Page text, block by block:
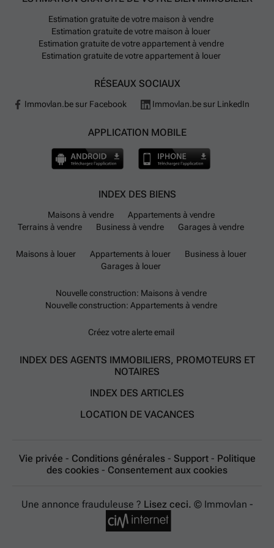
complète avec 37 crèches et plus d'une centaine
d'écoles maternelles et primaires ainsi que
secondaires. Les courses peuvent se faire chez divers
Enfin, pour les modes de déplacement alternatifs, on
trouve trois stations Blue-bike pour la location de
partage automobile. Des points de recharge pour
L’aéroport international de Bruxelles est accessible en
moins d’un quart d’heure en voiture.
Estimation gratuite de votre maison à vendre
Estimation gratuite de votre maison à louer
Estimation gratuite de votre appartement à vendre
Estimation gratuite de votre appartement à louer
RÉSEAUX SOCIAUX
Immovlan.be sur Facebook Immovlan.be sur LinkedIn
APPLICATION MOBILE
INDEX DES BIENS
Maisons à vendre
Appartements à vendre
Terrains à vendre
Business à vendre Garages à vendre
Maisons à louer Appartements à louer
Business à louer
Garages à louer
Nouvelle construction: Maisons à vendre
Nouvelle construction: Appartements à vendre
Créez votre alerte email
INDEX DES AGENTS IMMOBILIERS, PROMOTEURS ET
NOTAIRES
INDEX DES ARTICLES
LOCATION DE VACANCES
Vie privée - Conditions générales - Support - Politique
des cookies - Consentement aux cookies
Une annonce frauduleuse ? Lisez ceci. © Immovlan -